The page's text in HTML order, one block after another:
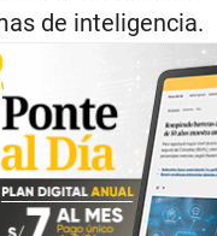
de inteligencia.